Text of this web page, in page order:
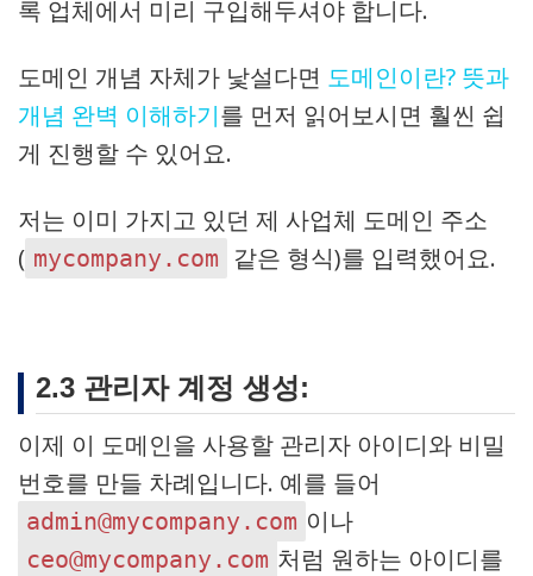
록 업체에서 미리 구입해두셔야 합니다.
도메인 개념 자체가 낯설다면 도메인이란? 뜻과
개념 완벽 이해하기를 먼저 읽어보시면 훨씬 쉽
게 진행할 수 있어요.
저는 이미 가지고 있던 제 사업체 도메인 주소
( mycompany.com 같은 형식)를 입력했어요.
2.3 관리자 계정 생성:
이제 이 도메인을 사용할 관리자 아이디와 비밀
번호를 만들 차례입니다. 예를 들어
admin@mycompany.com 이나
ceo@mycompany.com 처럼 원하는 아이디를